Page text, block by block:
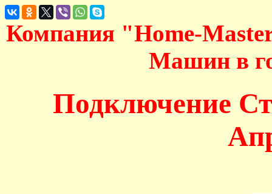
Компания "Home-
Машин в
Подключение